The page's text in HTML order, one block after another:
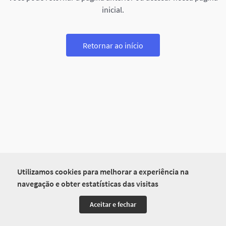
Utilizamos cookies para melhorar a experiência na
navegação e obter estatísticas das visitas
Aceitar e fechar
inicial.
Retornar ao início